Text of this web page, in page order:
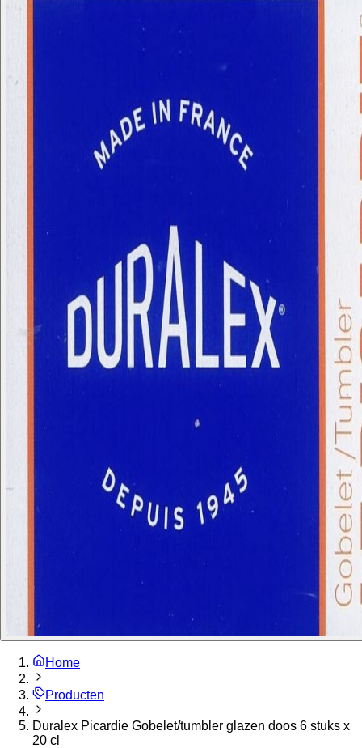
Home
Producten
Duralex Picardie Gobelet/tumbler glazen doos 6 stuks x
20 cl